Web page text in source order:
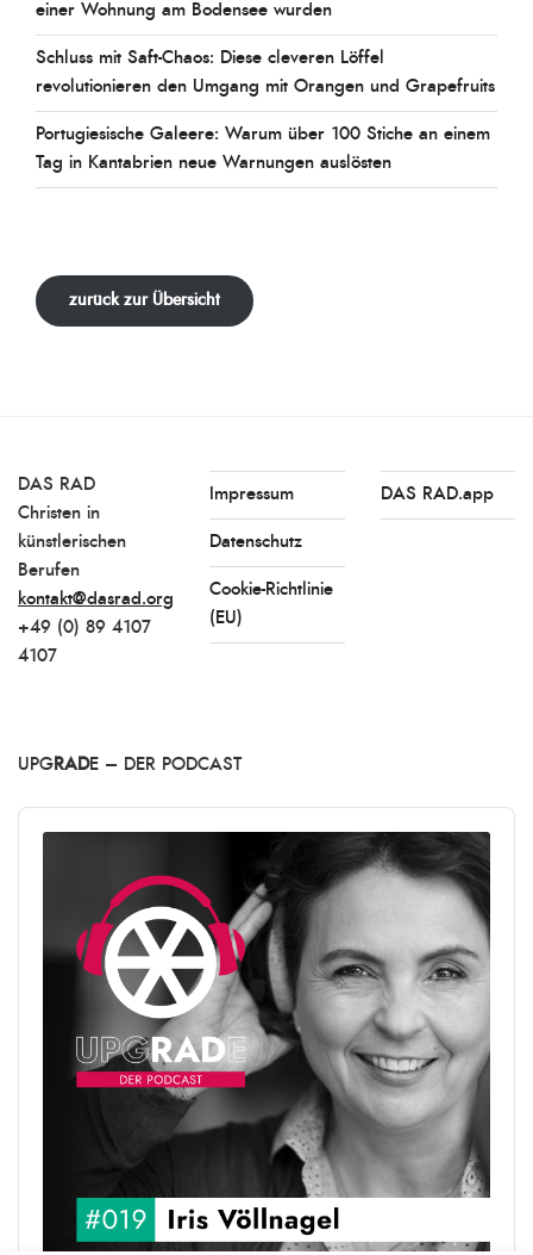
einer Wohnung am Bodensee wurden
Schluss mit Saft-Chaos: Diese cleveren Löffel
revolutionieren den Umgang mit Orangen und Grapefruits
Portugiesische Galeere: Warum über 100 Stiche an einem
Tag in Kantabrien neue Warnungen auslösten
zurück zur Übersicht
DAS RAD
Christen in
künstlerischen
Berufen
kontakt@dasrad.org
+49 (0) 89 4107
4107
Impressum
Datenschutz
Cookie-Richtlinie
(EU)
DAS RAD.app
UPG RADE – DER PODCAST
Audio
Player